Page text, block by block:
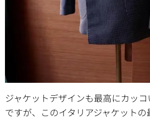
ジャケットデザインも最高にカッ
ですが、このイタリアジャケット